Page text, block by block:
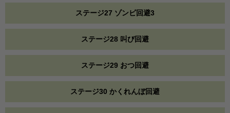
ステージ27 ゾンビ回避3
ステージ28 叫び回避
ステージ29 おつ回避
ステージ30 かくれんぼ回避